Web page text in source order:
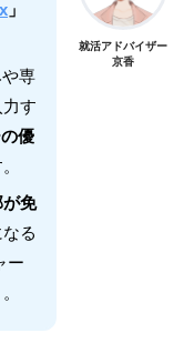
」
専
す
優
免
る
ー
就活アドバイザー
京香